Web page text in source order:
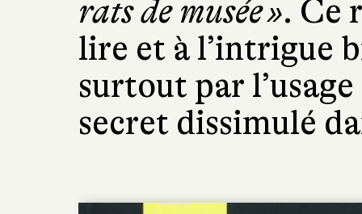
rats de musée ». Ce
lire et à l’intrigue
surtout par
secret dissimulé